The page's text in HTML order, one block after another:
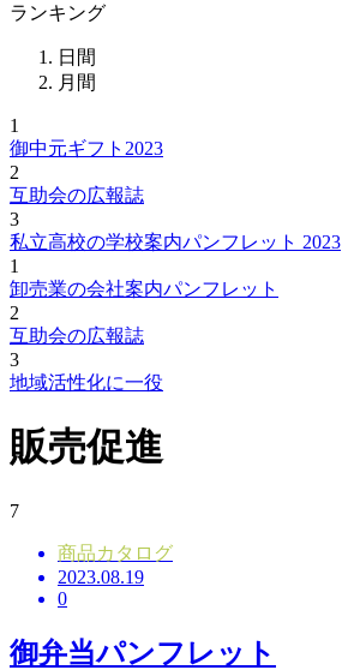
ランキング
日間
月間
1
御中元ギフト2023
2
互助会の広報誌
3
私立高校の学校案内パンフレット 2023
1
卸売業の会社案内パンフレット
2
互助会の広報誌
3
地域活性化に一役
販売促進
7
商品カタログ
2023.08.19
0
御弁当パンフレット